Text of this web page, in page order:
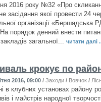
2016 року №32 «Про
засідання якої провести 24
організації
На порядок денний внести
загальної... читати далі
крокує по
2016, 09:00 / Заходи / Вовчок /
в клубних установах району
і майстрів народної